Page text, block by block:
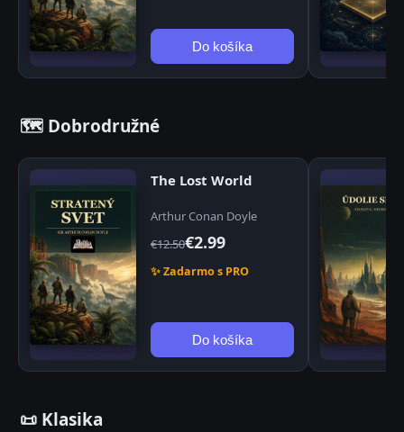
Do košíka
🗺️ Dobrodružné
The Lost World
Arthur Conan Doyle
€12.50€2.99
✨ Zadarmo s PRO
Do košíka
📜 Klasika